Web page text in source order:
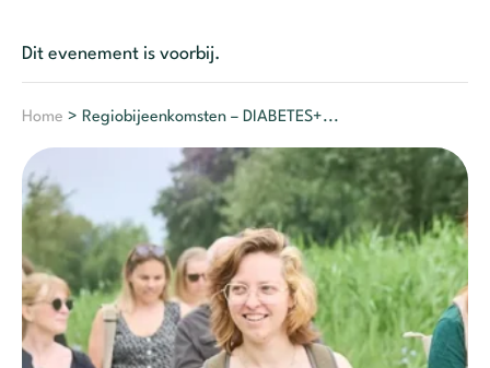
Dit evenement is voorbij.
Home > Regiobijeenkomsten – DIABETES+...